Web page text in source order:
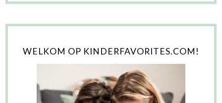
WELKOM OP KINDERFAVORITES.COM!